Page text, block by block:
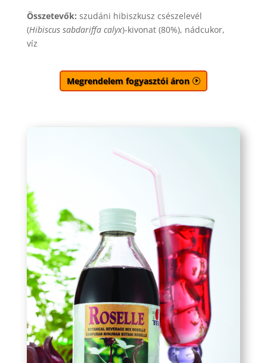
Összetevők: szudáni hibiszkusz csészelevél
(Hibiscus sabdariffa calyx)-kivonat (80%), nádcukor,
víz
Megrendelem fogyasztói áron